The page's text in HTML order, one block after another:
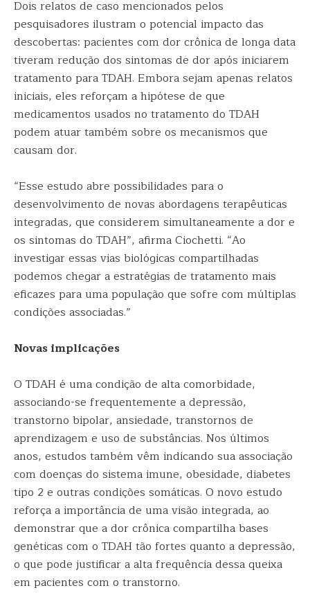
Dois relatos de caso mencionados pelos
pesquisadores ilustram o potencial impacto das
descobertas: pacientes com dor crônica de longa data
tiveram redução dos sintomas de dor após iniciarem
tratamento para TDAH. Embora sejam apenas relatos
iniciais, eles reforçam a hipótese de que
medicamentos usados no tratamento do TDAH
podem atuar também sobre os mecanismos que
causam dor.
“Esse estudo abre possibilidades para o
desenvolvimento de novas abordagens terapêuticas
integradas, que considerem simultaneamente a dor e
os sintomas do TDAH”, afirma Ciochetti. “Ao
investigar essas vias biológicas compartilhadas
podemos chegar a estratégias de tratamento mais
eficazes para uma população que sofre com múltiplas
condições associadas.”
Novas implicações
O TDAH é uma condição de alta comorbidade,
associando-se frequentemente a depressão,
transtorno bipolar, ansiedade, transtornos de
aprendizagem e uso de substâncias. Nos últimos
anos, estudos também vêm indicando sua associação
com doenças do sistema imune, obesidade, diabetes
tipo 2 e outras condições somáticas. O novo estudo
reforça a importância de uma visão integrada, ao
demonstrar que a dor crônica compartilha bases
genéticas com o TDAH tão fortes quanto a depressão,
o que pode justificar a alta frequência dessa queixa
em pacientes com o transtorno.